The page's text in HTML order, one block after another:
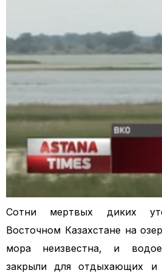
Сотни мертвых диких
Восточном Казахстане на
мора неизвестна, и
закрыли для отдыхающих и